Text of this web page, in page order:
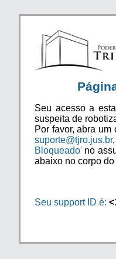
Seu acesso a
suspeita de
Por favor, abra um
suporte@tjro.jus.br
Bloqueado' no
abaixo no corpo do
Seu support ID é: